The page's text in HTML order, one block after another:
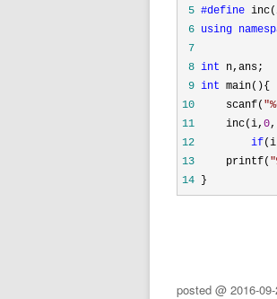
5 #define
6 using
7
8 int
9 int
10
     scanf(
"
11
     inc(i,
0
12
if
13
     printf(
"
14 }
posted @ 2016-